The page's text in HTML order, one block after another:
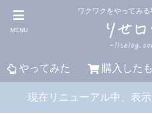
MENU
ワクワクをやってみ
やってみた 購入した
現在リニューアル中、表